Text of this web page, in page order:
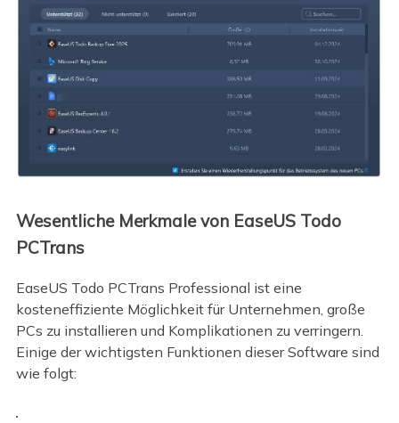
Wesentliche Merkmale von EaseUS Todo
PCTrans
EaseUS Todo PCTrans Professional ist eine
kosteneffiziente Möglichkeit für Unternehmen, große
PCs zu installieren und Komplikationen zu verringern.
Einige der wichtigsten Funktionen dieser Software sind
wie folgt: